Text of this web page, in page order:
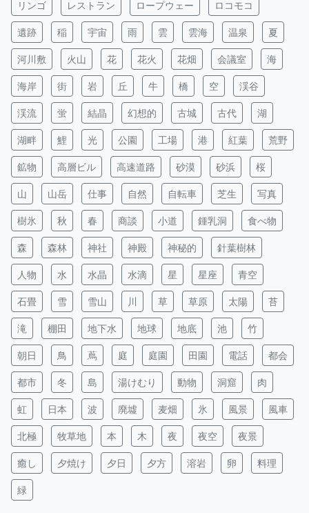
リンゴ レストラン ロープウェー ロコモコ
遺跡 稲 宇宙 雨 雲 雲海 温泉 夏
河川敷 火山 花 花火 花畑 会議室 海
海岸 街 岩 丘 牛 橋 空 渓谷
渓流 蛍 結晶 幻想的 古城 古代 湖
湖畔 鯉 光 公園 工場 港 紅葉 荒野
鉱物 高層ビル 高速道路 砂漠 砂浜 桜
山 山岳 仕事 自然 自転車 芝生 写真
樹氷 秋 春 商談 小道 鍾乳洞 食べ物
森 森林 神社 神殿 神秘的 針葉樹林
人物 水 水晶 水滴 星 星座 青空
石畳 雪 雪山 川 草 草原 太陽 苔
滝 棚田 地下水 地球 地底 池 竹
朝日 鳥 蔦 庭 庭園 田園 電話 都会
都市 冬 島 湯けむり 動物 洞窟 肉
虹 日本 波 廃墟 麦畑 氷 風景 風車
北極 牧草地 本 木 夜 夜空 夜景
癒し 夕焼け 夕日 夕方 溶岩 卵 料理
緑